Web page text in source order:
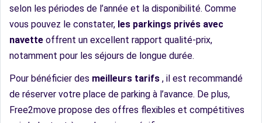
selon les périodes de l’année et la disponibilité. Comme
vous pouvez le constater, les parkings privés avec
navette offrent un excellent rapport qualité-prix,
notamment pour les séjours de longue durée.
Pour bénéficier des meilleurs tarifs , il est recommandé
de réserver votre place de parking à l’avance. De plus,
Free2move propose des offres flexibles et compétitives